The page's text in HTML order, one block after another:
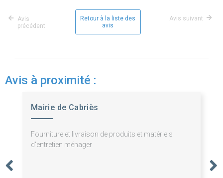
Avis
précédent
Retour à la liste des
avis
Avis suivant
Avis à proximité :
Mairie de Cabriès
Fourniture et livraison de produits et matériels
d'entretien ménager